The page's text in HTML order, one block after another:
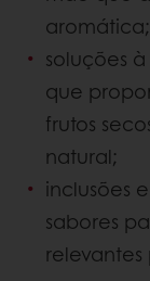
aromática;
soluções
que
frutos
natural;
inclusões
sabores